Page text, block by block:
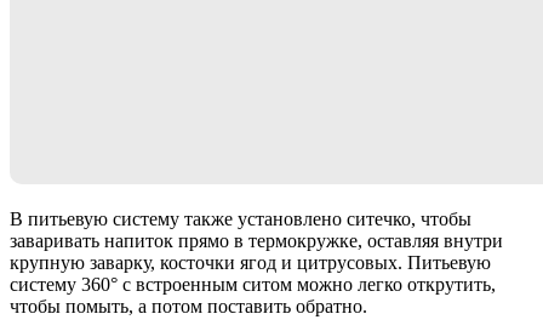
В питьевую систему также установлено ситечко, чтобы
заваривать напиток прямо в термокружке, оставляя внутри
крупную заварку, косточки ягод и цитрусовых. Питьевую
систему 360° с встроенным ситом можно легко открутить,
чтобы помыть, а потом поставить обратно.